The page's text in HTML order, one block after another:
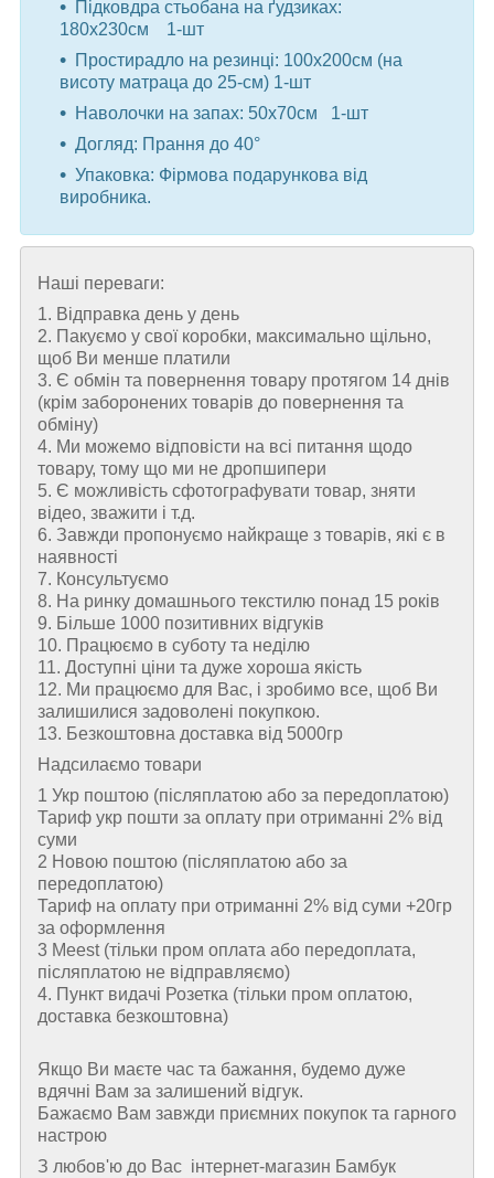
Підковдра стьобана на ґудзиках:
180x230см 1-шт
Простирадло на резинцi: 100x200см (на
висоту матраца до 25-см) 1-шт
Наволочки на запах: 50x70см 1-шт
Догляд: Прання до 40°
Упаковка: Фірмова подарункова від
виробника.
Наші переваги:
1. Відправка день у день
2. Пакуємо у свої коробки, максимально щільно,
щоб Ви менше платили
3. Є обмін та повернення товару протягом 14 днів
(крім заборонених товарів до повернення та
обміну)
4. Ми можемо відповісти на всі питання щодо
товару, тому що ми не дропшипери
5. Є можливість сфотографувати товар, зняти
відео, зважити і т.д.
6. Завжди пропонуємо найкраще з товарів, які є в
наявності
7. Консультуємо
8. На ринку домашнього текстилю понад 15 років
9. Більше 1000 позитивних відгуків
10. Працюємо в суботу та неділю
11. Доступні ціни та дуже хороша якість
12. Ми працюємо для Вас, і зробимо все, щоб Ви
залишилися задоволені покупкою.
13. Безкоштовна доставка від 5000гр
Надсилаємо товари
1 Укр поштою (пiсляплатою або за передоплатою)
Тариф укр пошти за оплату при отриманні 2% від
суми
2 Новою поштою (пiсляплатою або за
передоплатою)
Тариф на оплату при отриманні 2% від суми +20гр
за оформлення
3 Meest (тільки пром оплата або передоплата,
післяплатою не відправляємо)
4. Пункт видачі Розетка (тільки пром оплатою,
доставка безкоштовна)
Якщо Ви маєте час та бажання, будемо дуже
вдячні Вам за залишений відгук.
Бажаємо Вам завжди приємних покупок та гарного
настрою
З любов'ю до Вас інтернет-магазин Бамбук